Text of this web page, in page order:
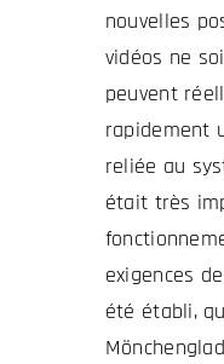
nouvelles
vidéos ne
peuvent
rapidement
reliée au
était très
exigences
été établi,